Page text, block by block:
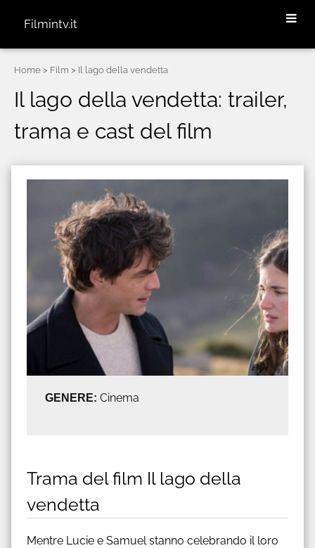
Filmintv.it
Home > Film > Il lago della vendetta
Il lago della vendetta: trailer,
trama e cast del film
GENERE: Cinema
Trama del film Il lago della
vendetta
Mentre Lucie e Samuel stanno celebrando il loro